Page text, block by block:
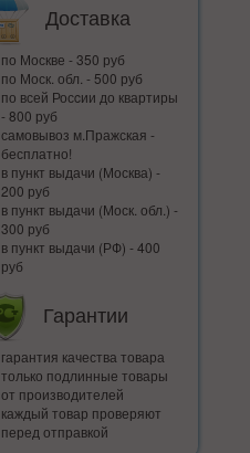
Доставка
по Москве - 350 руб
по Моск. обл. - 500 руб
по всей Росcии до квартиры
- 800 руб
самовывоз м.Пражская -
бесплатно!
в пункт выдачи (Москва) -
200 руб
в пункт выдачи (Моск. обл.) -
300 руб
в пункт выдачи (РФ) - 400
руб
Гарантии
гарантия качества товара
только подлинные товары
от производителей
каждый товар проверяют
перед отправкой